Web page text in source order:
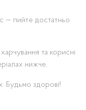
— пийте достатньо
та корисні
нижче.
Будьмо здорові!